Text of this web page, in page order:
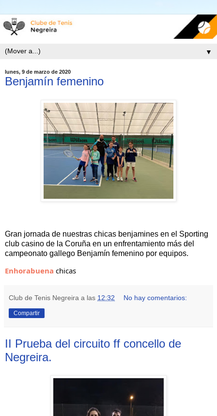
▼
lunes, 9 de marzo de 2020
Benjamín femenino
Gran jornada de nuestras chicas benjamines en el Sporting
club casino de la Coruña en un enfrentamiento más del
campeonato gallego Benjamín femenino por equipos.
Enhorabuena chicas
Club de Tenis Negreira a las 12:32 No hay comentarios:
Compartir
II Prueba del circuito ff concello de
Negreira.